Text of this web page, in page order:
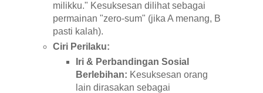
milikku." Kesuksesan dilihat sebagai
permainan "zero-sum" (jika A menang, B
pasti kalah).
Ciri Perilaku:
Iri & Perbandingan Sosial
Berlebihan: Kesuksesan orang
lain dirasakan sebagai